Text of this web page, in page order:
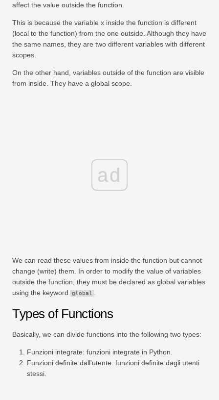
affect the value outside the function.
This is because the variable x inside the function is different
(local to the function) from the one outside. Although they have
the same names, they are two different variables with different
scopes.
On the other hand, variables outside of the function are visible
from inside. They have a global scope.
ad
We can read these values from inside the function but cannot
change (write) them. In order to modify the value of variables
outside the function, they must be declared as global variables
using the keyword
global
Types of Functions
Basically, we can divide functions into the following two types:
Funzioni integrate: funzioni integrate in Python.
Funzioni definite dall'utente: funzioni definite dagli utenti
stessi.